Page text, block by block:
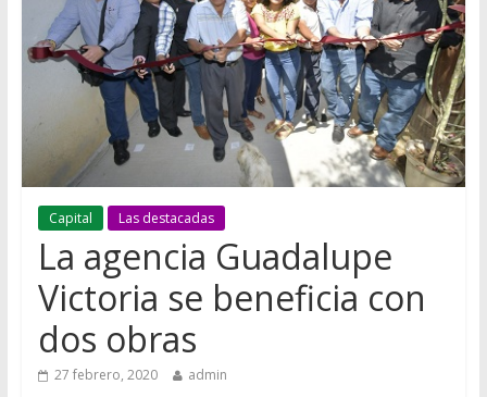
Capital Las destacadas
La agencia Guadalupe
Victoria se beneficia con
dos obras
27 febrero, 2020 admin